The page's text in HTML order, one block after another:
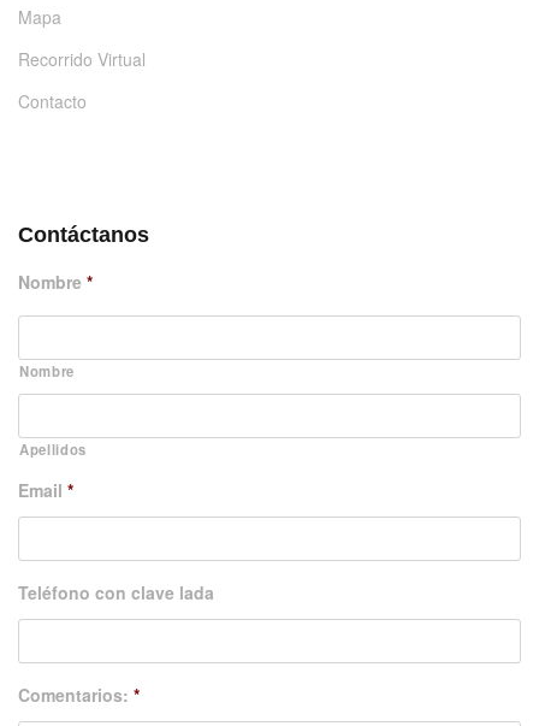
Mapa
Recorrido Virtual
Contacto
Contáctanos
Nombre *
Nombre
Apellidos
Email *
Teléfono con clave lada
Comentarios: *